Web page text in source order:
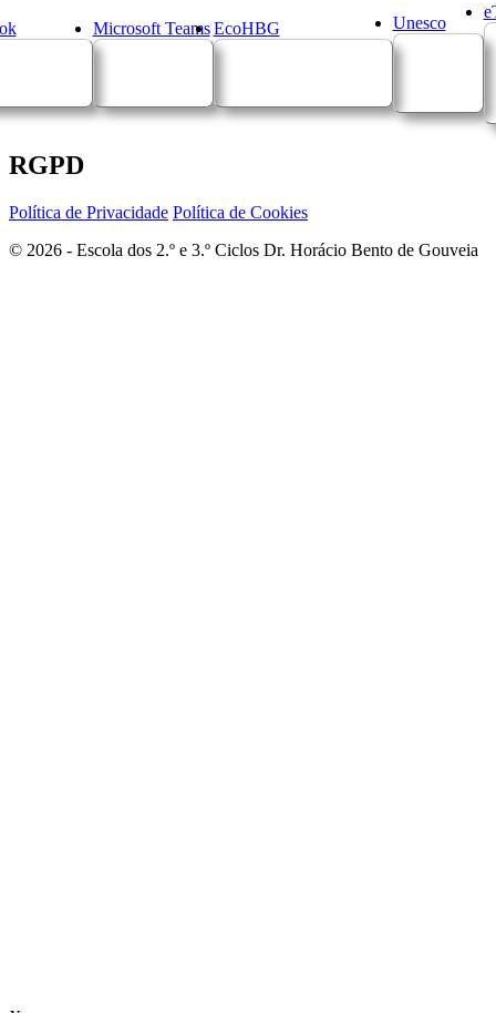
Microsoft Teams EcoHBG Unesco
RGPD
Política de Privacidade Política de Cookies
© 2026 - Escola dos 2.º e 3.º Ciclos Dr. Horácio Bento de Gouveia